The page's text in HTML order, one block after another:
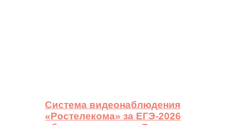
Система видеонаблюдения
«Ростелекома» за ЕГЭ-2026